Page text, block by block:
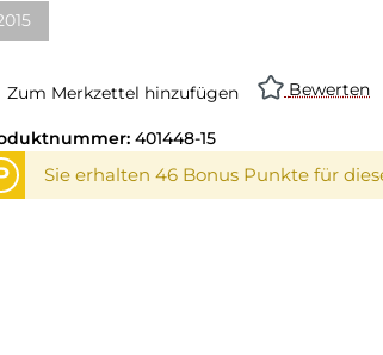
Zum Merkzettel hinzufügen Bewerten
401448-15
Sie erhalten 46 Bonus Punkte für